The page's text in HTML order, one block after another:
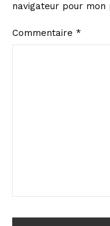
navigateur pour mon
Commentaire *